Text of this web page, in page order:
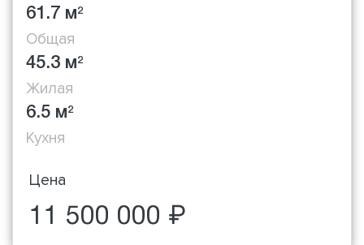
61.7 м2
Общая
45.3 м2
Жилая
6.5 м2
Кухня
Цена
11 500 000 ₽